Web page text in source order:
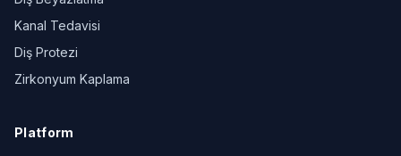
Kanal Tedavisi
Diş Protezi
Zirkonyum Kaplama
Platform